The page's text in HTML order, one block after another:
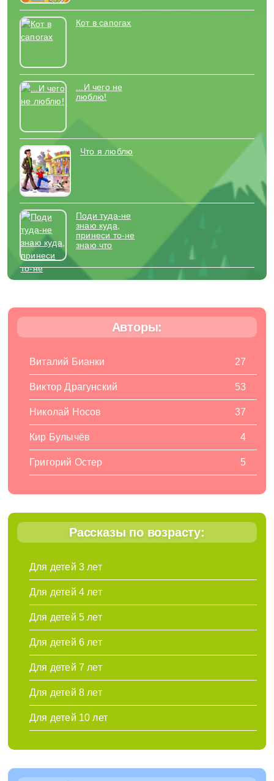
Кот в сапогах
...И чего не
люблю!
Что я люблю
Поди туда-не
знаю куда,
принеси то-не
знаю что
Авторы:
Виталий Бианки 27
Виктор Драгунский 53
Николай Носов 37
Кир Булычёв 4
Григорий Остер 5
Рассказы по возрасту:
Для детей 3 лет
Для детей 4 лет
Для детей 5 лет
Для детей 6 лет
Для детей 7 лет
Для детей 8 лет
Для детей 10 лет